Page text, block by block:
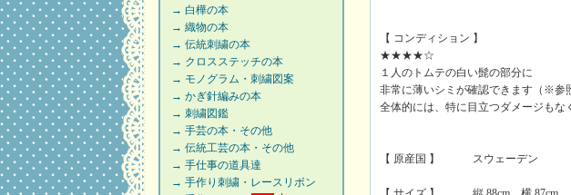
→ 白樺の本
→ 織物の本
→ 伝統刺繍の本
→ クロスステッチの本
→ モノグラム・刺繍図案
→ かぎ針編みの本
→ 刺繍図鑑
→ 手芸の本・その他
→ 伝統工芸の本・その他
→ 手仕事の道具達
→ 手作り刺繍・レースリボン
【 コンディション 】
★★★★☆
１人のトムテの白い髭の部分に
非常に薄いシミが確認できます（※参
全体的には、特に目立つダメージもな
【 原産国 】 スウェーデン